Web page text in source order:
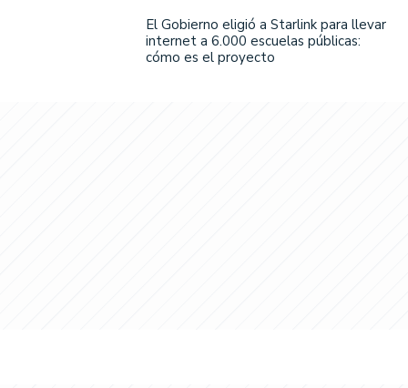
El Gobierno eligió a Starlink para llevar
internet a 6.000 escuelas públicas:
cómo es el proyecto